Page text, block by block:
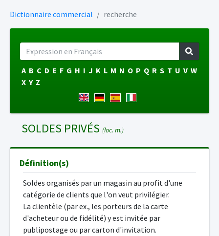
Dictionnaire commercial recherche
A B C D E F G H I J K L M N O P Q R S T U V W
X Y Z
SOLDES PRIVÉS (loc. m.)
Définition(s)
Soldes organisés par un magasin au profit d'une
catégorie de clients que l'on veut privilégier.
La clientèle (par ex., les porteurs de la carte
d'acheteur ou de fidélité) y est invitée par
publipostage ou par carton d'invitation.